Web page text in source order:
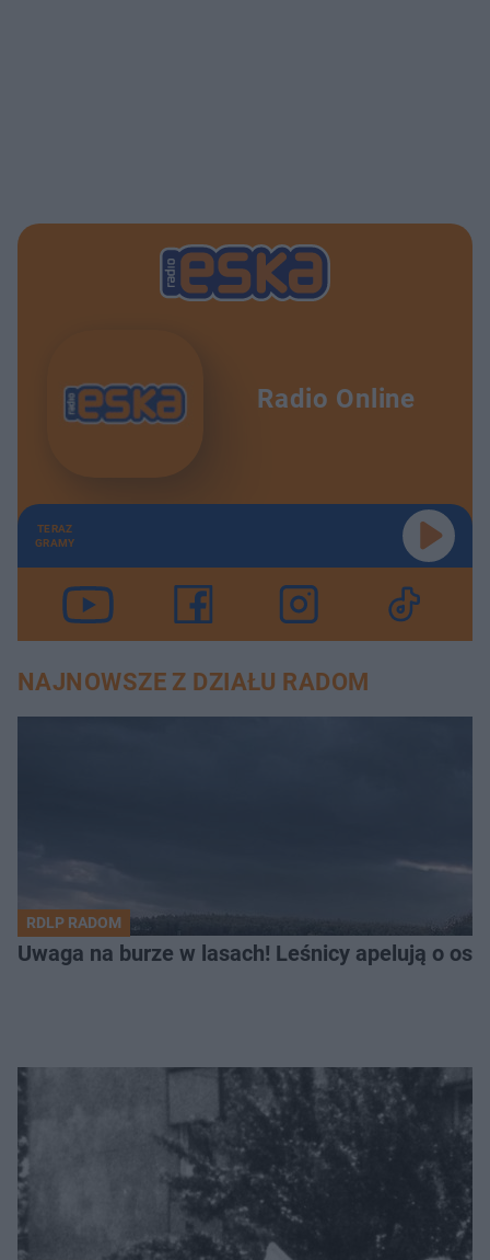
Radio Online
TERAZ
GRAMY
NAJNOWSZE Z DZIAŁU RADOM
RDLP RADOM
Uwaga na burze w lasach! Leśnicy apelują o